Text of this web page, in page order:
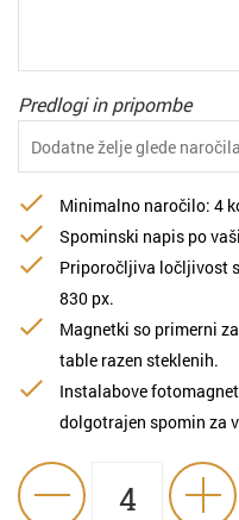
Predlogi in pripombe
Minimalno naročilo: 4
Spominski napis po
Priporočljiva ločljivost
830 px.
Magnetki so primerni
table razen steklenih.
Instalabove
dolgotrajen spomin za